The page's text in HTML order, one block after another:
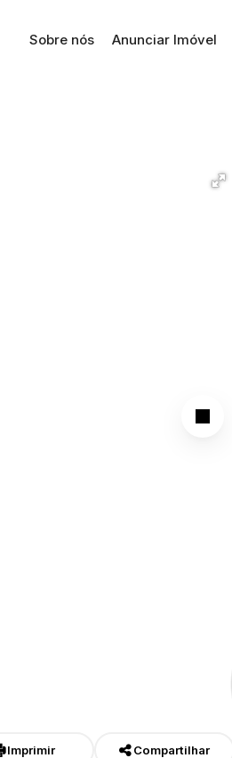
Anunciar Imóvel
Sobre nós
Imprimir Compartilhar